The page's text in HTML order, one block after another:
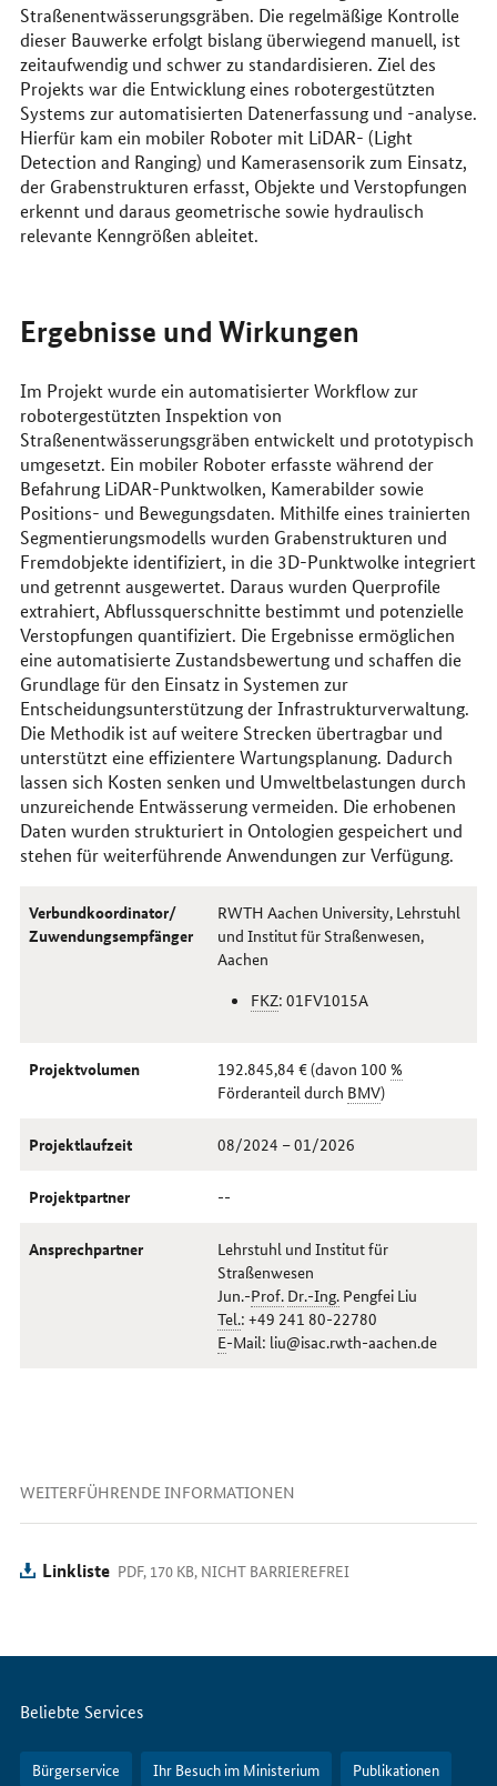
Straßenentwässerungsgräben. Die regelmäßige Kontrolle
dieser Bauwerke erfolgt bislang überwiegend manuell, ist
zeitaufwendig und schwer zu standardisieren. Ziel des
Projekts war die Entwicklung eines robotergestützten
Systems zur automatisierten Datenerfassung und -analyse.
Hierfür kam ein mobiler Roboter mit LiDAR- (Light
Detection and Ranging) und Kamerasensorik zum Einsatz,
der Grabenstrukturen erfasst, Objekte und Verstopfungen
erkennt und daraus geometrische sowie hydraulisch
relevante Kenngrößen ableitet.
Ergebnisse und Wirkungen
Im Projekt wurde ein automatisierter Workflow zur
robotergestützten Inspektion von
Straßenentwässerungsgräben entwickelt und prototypisch
umgesetzt. Ein mobiler Roboter erfasste während der
Befahrung LiDAR-Punktwolken, Kamerabilder sowie
Positions- und Bewegungsdaten. Mithilfe eines trainierten
Segmentierungsmodells wurden Grabenstrukturen und
Fremdobjekte identifiziert, in die 3D-Punktwolke integriert
und getrennt ausgewertet. Daraus wurden Querprofile
extrahiert, Abflussquerschnitte bestimmt und potenzielle
Verstopfungen quantifiziert. Die Ergebnisse ermöglichen
eine automatisierte Zustandsbewertung und schaffen die
Grundlage für den Einsatz in Systemen zur
Entscheidungsunterstützung der Infrastrukturverwaltung.
Die Methodik ist auf weitere Strecken übertragbar und
unterstützt eine effizientere Wartungsplanung. Dadurch
lassen sich Kosten senken und Umweltbelastungen durch
unzureichende Entwässerung vermeiden. Die erhobenen
Daten wurden strukturiert in Ontologien gespeichert und
stehen für weiterführende Anwendungen zur Verfügung.
Verbundkoordinator/
Zuwendungsempfänger
RWTH Aachen University, Lehrstuhl
und Institut für Straßenwesen,
Aachen
FKZ: 01FV1015A
Projektvolumen 192.845,84 € (davon 100 %
Förderanteil durch BMV)
Projektlaufzeit 08/2024 – 01/2026
Projektpartner --
Ansprechpartner
Lehrstuhl und Institut für
Straßenwesen
Jun.-Prof. Dr.-Ing.Pengfei Liu
Tel.: +49 241 80-22780
E-Mail: liu@isac.rwth-aachen.de
WEITERFÜHRENDE INFORMATIONEN
Linkliste PDF, 170 KB, NICHT BARRIEREFREI
Servicemenü
Beliebte Services
Bürgerservice Ihr Besuch im Ministerium Publikationen